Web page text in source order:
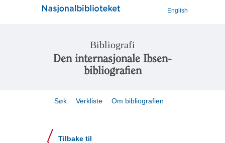
English
Bibliografi
Den internasjonale Ibsen-
bibliografien
Søk Verkliste Om bibliografien
Tilbake til